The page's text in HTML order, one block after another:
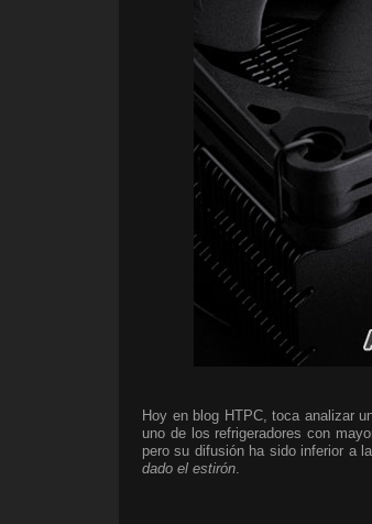
Hoy en blog HTPC, toca analizar
uno de los refrigeradores con
pero su difusión ha sido inferior a
dado el estirón